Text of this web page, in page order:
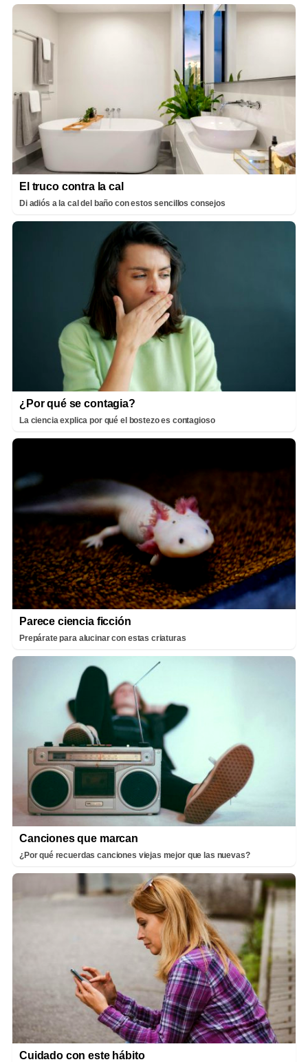
El truco contra la cal
Di adiós a la cal del baño con estos sencillos consejos
¿Por qué se contagia?
La ciencia explica por qué el bostezo es contagioso
Parece ciencia ficción
Prepárate para alucinar con estas criaturas
Canciones que marcan
¿Por qué recuerdas canciones viejas mejor que las nuevas?
Cuidado con este hábito